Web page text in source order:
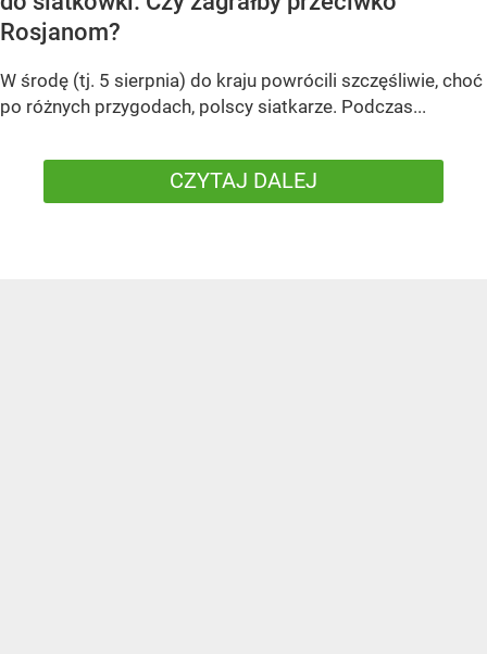
Rosjanom?
W środę (tj. 5 sierpnia) do kraju powrócili szczęśliwie, choć
po różnych przygodach, polscy siatkarze. Podczas...
CZYTAJ DALEJ